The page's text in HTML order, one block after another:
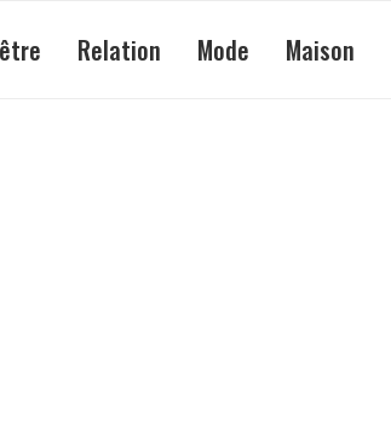
Relation Mode Maison